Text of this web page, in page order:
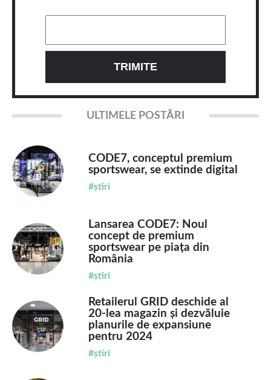
ULTIMELE POSTĂRI
CODE7, conceptul premium
sportswear, se extinde digital
#știri
Lansarea CODE7: Noul
concept de premium
sportswear pe piața din
România
#știri
Retailerul GRID deschide al
20-lea magazin și dezvăluie
planurile de expansiune
pentru 2024
#știri